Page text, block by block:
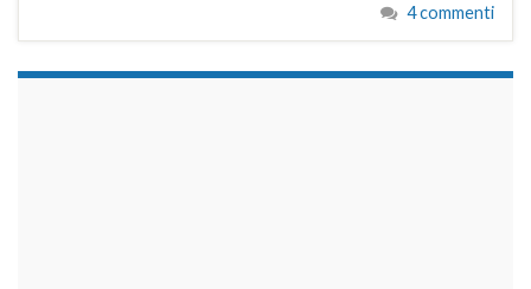
4 commenti